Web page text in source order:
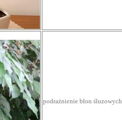
podrażnienie błon śluzowych